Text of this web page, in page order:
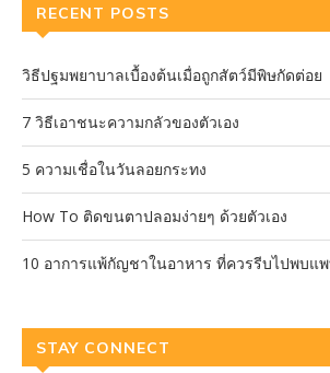
RECENT POSTS
วิธีปฐมพยาบาลเบื้องต้นเมื่อถูกสัตว์มีพิษกัดต่อย
7 วิธีเอาชนะความกลัวของตัวเอง
5 ความเชื่อในวันลอยกระทง
How To ติดขนตาปลอมง่ายๆ ด้วยตัวเอง
10 อาการแพ้กัญชาในอาหาร ที่ควรรีบไปพบแ
STAY CONNECT